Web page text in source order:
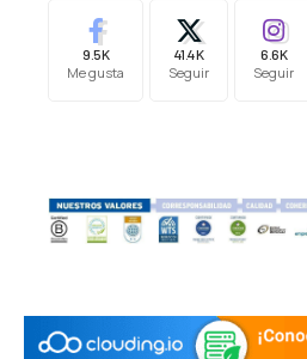
9.5K
Me gusta
41.4K
Seguir
6.6K
Seguir